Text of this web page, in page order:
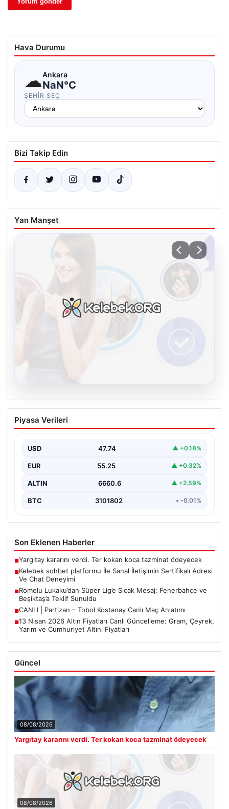
Hava Durumu
☁Ankara
NaN°C
ŞEHIR SEÇ
Bizi Takip Edin
Yan Manşet
Kelebek sohbet platformu İle Sanal
İletişimin Sertifikalı Adresi Ve Chat
Sanal ortamında insanların güvenli bir biçimde iletişim
Piyasa Verileri
USD 47.74 ▲ +0.18%
EUR 55.25 ▲ +0.32%
ALTIN 6660.6 ▲ +2.59%
BTC 3101802 • -0.01%
Son Eklenen Haberler
■Yargıtay kararını verdi. Ter kokan koca tazminat ödeyecek
■Kelebek sohbet platformu İle Sanal İletişimin Sertifikalı Adresi
Ve Chat Deneyimi
■Romelu Lukaku’dan Süper Lig’e Sıcak Mesaj: Fenerbahçe ve
Beşiktaş’a Teklif Sunuldu
■CANLI | Partizan – Tobol Kostanay Canlı Maç Anlatımı
■13 Nisan 2026 Altın Fiyatları Canlı Güncelleme: Gram, Çeyrek,
Yarım ve Cumhuriyet Altını Fiyatları
Güncel
08/08/2026
Yargıtay kararını verdi. Ter kokan koca tazminat ödeyecek
08/08/2026